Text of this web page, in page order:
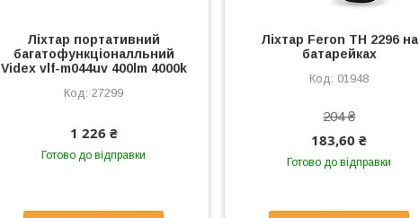
Ліхтар портативний
багатофункціоналльний
Videx vlf-m044uv 400lm 4000k
27299
1 226 ₴
Готово до відправки
Ліхтар Feron TH 2296 на
батарейках
01948
204 ₴
183,60 ₴
Готово до відправки